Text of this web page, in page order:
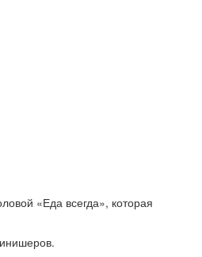
«Еда всегда», которая